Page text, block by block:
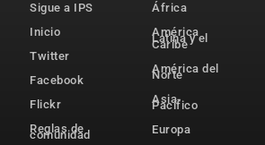
Sigue a IPS
Inicio
Twitter
Facebook
Flickr
Reglas de
comunidad
África
América
Latina y el
Caribe
América del
Norte
Asia-
Pacífico
Europa